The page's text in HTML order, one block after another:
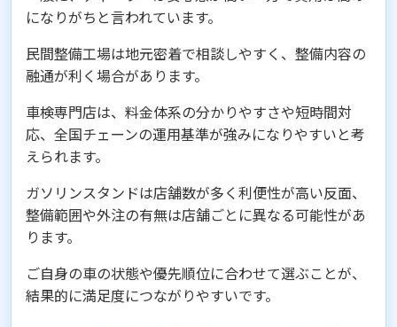
になりがちと言われています。
民間整備工場は地元密着で相談しやすく、整備内容の
融通が利く場合があります。
車検専門店は、料金体系の分かりやすさや短時間対
応、全国チェーンの運用基準が強みになりやすいと考
えられます。
ガソリンスタンドは店舗数が多く利便性が高い反面、
整備範囲や外注の有無は店舗ごとに異なる可能性があ
ります。
ご自身の車の状態や優先順位に合わせて選ぶことが、
結果的に満足度につながりやすいです。